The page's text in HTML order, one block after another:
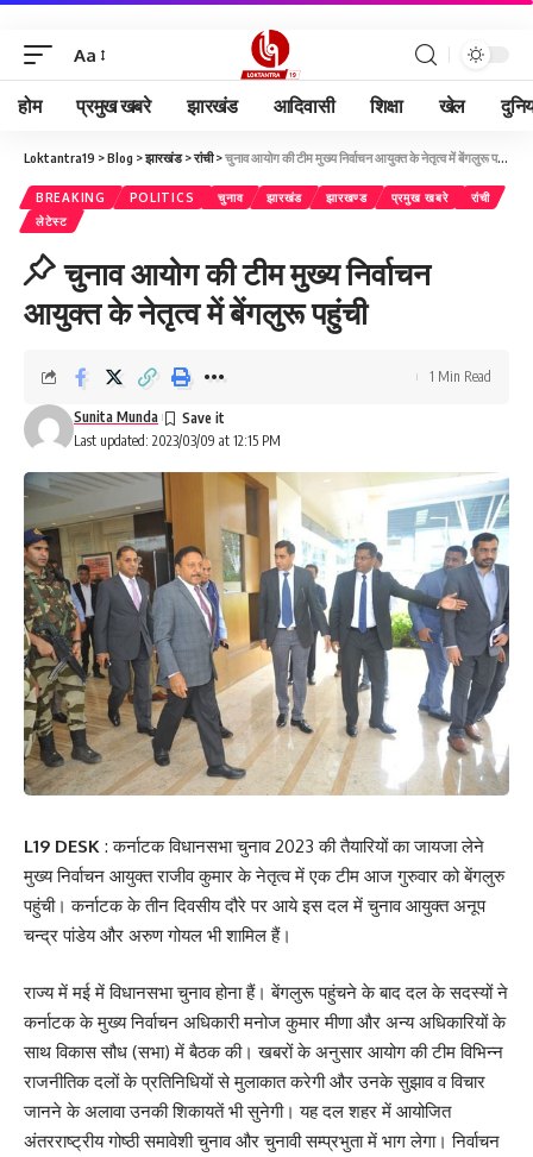
Aa
होम प्रमुख खबरे झारखंड आदिवासी शिक्षा खेल
Loktantra19 >Blog >झारखंड>रांची>चुनाव आयोग की टीम मुख्य निर्वाचन आयुक्त के नेतृत्व में बेंगलुरू पहुंची
BREAKING POLITICS चुनाव झारखंड झारखण्ड प्रमुख खबरे
रांची
लेटेस्ट
चुनाव आयोग की टीम मुख्य निर्वाचन
आयुक्त के नेतृत्व में बेंगलुरू पहुंची
Last updated: 2023/03/09 at 12:15 PM
Sunita Munda
1 Min Read
L19 DESK : कर्नाटक विधानसभा चुनाव 2023 की तैयारियों का जायजा लेने
मुख्य निर्वाचन आयुक्त राजीव कुमार के नेतृत्व में एक टीम आज गुरुवार को बेंगलुरु
पहुंची। कर्नाटक के तीन दिवसीय दौरे पर आये इस दल में चुनाव आयुक्त अनूप
चन्द्र पांडेय और अरुण गोयल भी शामिल हैं।
राज्य में मई में विधानसभा चुनाव होना हैं। बेंगलुरू पहुंचने के बाद दल के सदस्यों ने
कर्नाटक के मुख्य निर्वाचन अधिकारी मनोज कुमार मीणा और अन्य अधिकारियों के
साथ विकास सौध (सभा) में बैठक की। खबरों के अनुसार आयोग की टीम विभिन्न
राजनीतिक दलों के प्रतिनिधियों से मुलाकात करेगी और उनके सुझाव व विचार
जानने के अलावा उनकी शिकायतें भी सुनेगी। यह दल शहर में आयोजित
अंतरराष्ट्रीय गोष्ठी समावेशी चुनाव और चुनावी सम्प्रभुता में भाग लेगा। निर्वाचन